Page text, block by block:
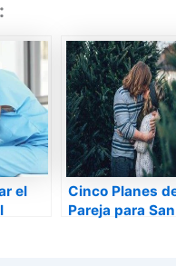
el
Cinco Planes
Pareja para San